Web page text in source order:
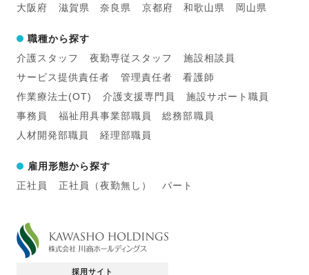
大阪府
滋賀県 奈良県 京都府 和歌山県 岡山県
職種から探す
介護スタッフ
夜勤専従スタッフ
施設相談員
サービス提供責任者
管理責任者
看護師
作業療法士(OT)
介護支援専門員
施設サポート職員
事務員
福祉用具事業部職員
総務部職員
人材開発部職員
経理部職員
雇用形態から探す
正社員
正社員（夜勤無し） パート
採用サイト